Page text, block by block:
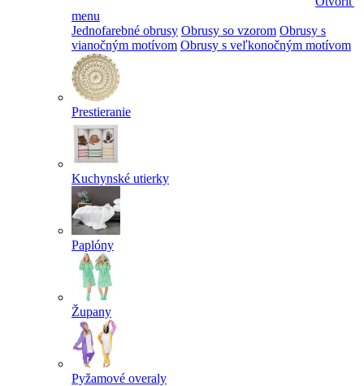
menu
Jednofarebné obrusy Obrusy so vzorom Obrusy s
vianočným motívom Obrusy s veľkonočným motívom
Prestieranie
Kuchynské utierky
Paplóny
Župany
Pyžamové overaly